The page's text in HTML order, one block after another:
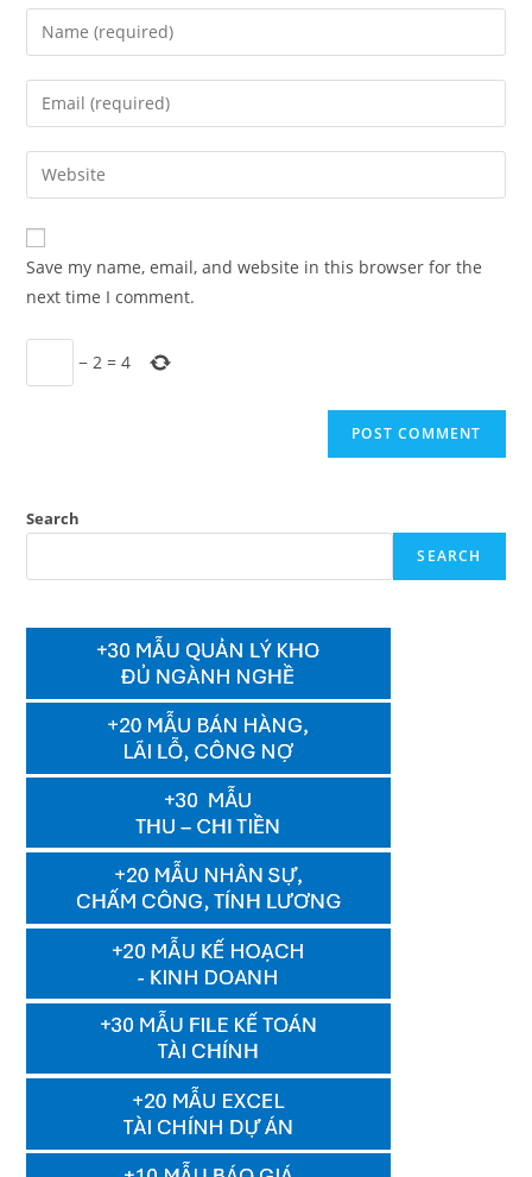
Enter
your
name
comment
Enter
your
email
address
comment
Enter
your
website
URL
(optional)
Save my name, email, and website in this browser for the
next time I comment.
−2 =4
Search
SEARCH